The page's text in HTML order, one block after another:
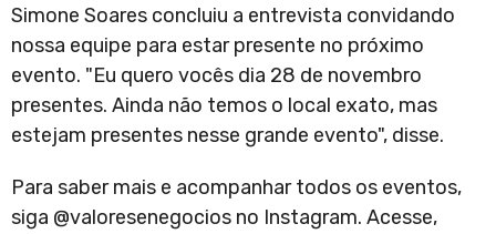
Simone Soares concluiu a entrevista convidando
nossa equipe para estar presente no próximo
evento. "Eu quero vocês dia 28 de novembro
presentes. Ainda não temos o local exato, mas
estejam presentes nesse grande evento", disse.
Para saber mais e acompanhar todos os eventos,
siga @valoresenegocios no Instagram. Acesse,